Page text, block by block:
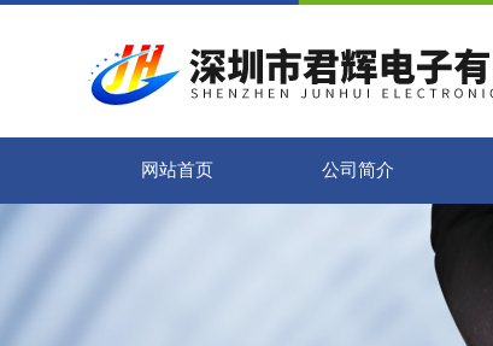
网站首页 公司简介